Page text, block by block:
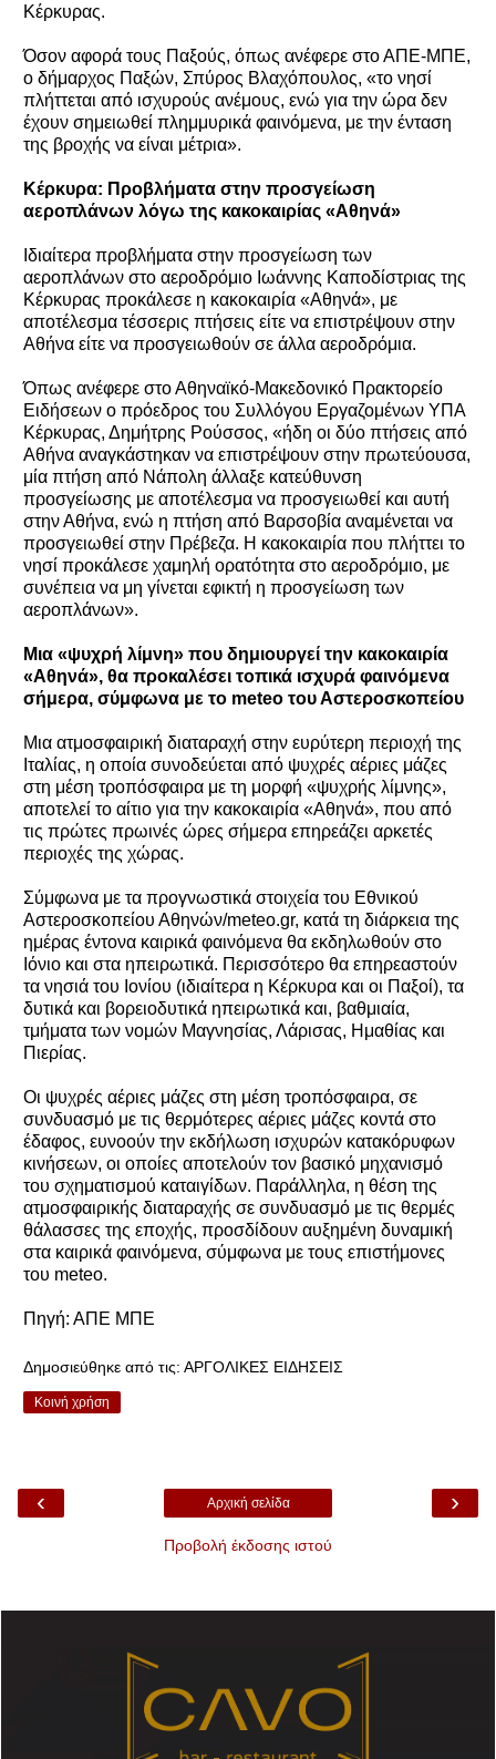
Κέρκυρας.
Όσον αφορά τους Παξούς, όπως ανέφερε στο ΑΠΕ-ΜΠΕ,
ο δήμαρχος Παξών, Σπύρος Βλαχόπουλος, «το νησί
πλήττεται από ισχυρούς ανέμους, ενώ για την ώρα δεν
έχουν σημειωθεί πλημμυρικά φαινόμενα, με την ένταση
της βροχής να είναι μέτρια».
Κέρκυρα: Προβλήματα στην προσγείωση
αεροπλάνων λόγω της κακοκαιρίας «Αθηνά»
Ιδιαίτερα προβλήματα στην προσγείωση των
αεροπλάνων στο αεροδρόμιο Ιωάννης Καποδίστριας της
Κέρκυρας προκάλεσε η κακοκαιρία «Αθηνά», με
αποτέλεσμα τέσσερις πτήσεις είτε να επιστρέψουν στην
Αθήνα είτε να προσγειωθούν σε άλλα αεροδρόμια.
Όπως ανέφερε στο Αθηναϊκό-Μακεδονικό Πρακτορείο
Ειδήσεων ο πρόεδρος του Συλλόγου Εργαζομένων ΥΠΑ
Κέρκυρας, Δημήτρης Ρούσσος, «ήδη οι δύο πτήσεις από
Αθήνα αναγκάστηκαν να επιστρέψουν στην πρωτεύουσα,
μία πτήση από Νάπολη άλλαξε κατεύθυνση
προσγείωσης με αποτέλεσμα να προσγειωθεί και αυτή
στην Αθήνα, ενώ η πτήση από Βαρσοβία αναμένεται να
προσγειωθεί στην Πρέβεζα. Η κακοκαιρία που πλήττει το
νησί προκάλεσε χαμηλή ορατότητα στο αεροδρόμιο, με
συνέπεια να μη γίνεται εφικτή η προσγείωση των
αεροπλάνων».
Μια «ψυχρή λίμνη» που δημιουργεί την κακοκαιρία
«Αθηνά», θα προκαλέσει τοπικά ισχυρά φαινόμενα
σήμερα, σύμφωνα με το meteo του Αστεροσκοπείου
Μια ατμοσφαιρική διαταραχή στην ευρύτερη περιοχή της
Ιταλίας, η οποία συνοδεύεται από ψυχρές αέριες μάζες
στη μέση τροπόσφαιρα με τη μορφή «ψυχρής λίμνης»,
αποτελεί το αίτιο για την κακοκαιρία «Αθηνά», που από
τις πρώτες πρωινές ώρες σήμερα επηρεάζει αρκετές
περιοχές της χώρας.
Σύμφωνα με τα προγνωστικά στοιχεία του Εθνικού
Αστεροσκοπείου Αθηνών/meteo.gr, κατά τη διάρκεια της
ημέρας έντονα καιρικά φαινόμενα θα εκδηλωθούν στο
Ιόνιο και στα ηπειρωτικά. Περισσότερο θα επηρεαστούν
τα νησιά του Ιονίου (ιδιαίτερα η Κέρκυρα και οι Παξοί), τα
δυτικά και βορειοδυτικά ηπειρωτικά και, βαθμιαία,
τμήματα των νομών Μαγνησίας, Λάρισας, Ημαθίας και
Πιερίας.
Οι ψυχρές αέριες μάζες στη μέση τροπόσφαιρα, σε
συνδυασμό με τις θερμότερες αέριες μάζες κοντά στο
έδαφος, ευνοούν την εκδήλωση ισχυρών κατακόρυφων
κινήσεων, οι οποίες αποτελούν τον βασικό μηχανισμό
του σχηματισμού καταιγίδων. Παράλληλα, η θέση της
ατμοσφαιρικής διαταραχής σε συνδυασμό με τις θερμές
θάλασσες της εποχής, προσδίδουν αυξημένη δυναμική
στα καιρικά φαινόμενα, σύμφωνα με τους επιστήμονες
του meteo.
Πηγή: ΑΠΕ ΜΠΕ
Δημοσιεύθηκε από τις: ΑΡΓΟΛΙΚΕΣ ΕΙΔΗΣΕΙΣ
Κοινή χρήση
‹ ›
Αρχική σελίδα
Προβολή έκδοσης ιστού